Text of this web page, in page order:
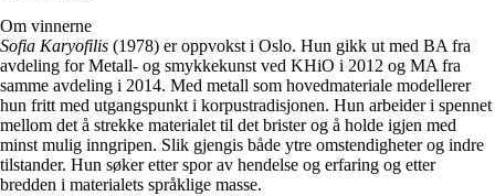
Om vinnerne
Sofia Karyofilis (1978) er oppvokst i Oslo. Hun gikk ut med BA fra
avdeling for Metall- og smykkekunst ved KHiO i 2012 og MA fra
samme avdeling i 2014. Med metall som hovedmateriale modellerer
hun fritt med utgangspunkt i korpustradisjonen. Hun arbeider i spennet
mellom det å strekke materialet til det brister og å holde igjen med
minst mulig inngripen. Slik gjengis både ytre omstendigheter og indre
tilstander. Hun søker etter spor av hendelse og erfaring og etter
bredden i materialets språklige masse.